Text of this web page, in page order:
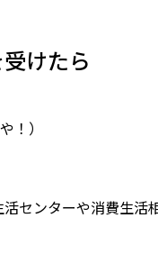
けたら
！）
センターや消費生